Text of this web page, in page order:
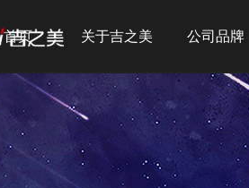
公司品牌
吉之美
吉宝
吉优
关于吉之美
公司简介
发展历程
企业文化
荣誉资质
首页